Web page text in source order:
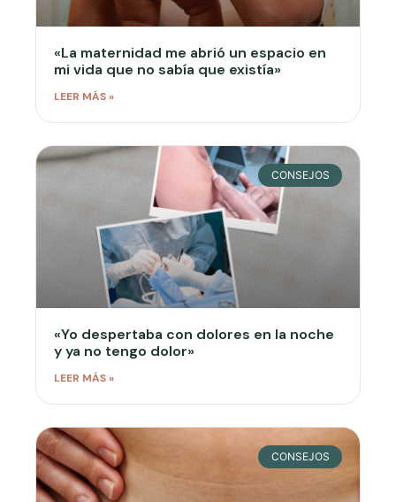
«La maternidad me abrió un espacio en
mi vida que no sabía que existía»
LEER MÁS »
CONSEJOS
«Yo despertaba con dolores en la noche
y ya no tengo dolor»
LEER MÁS »
CONSEJOS